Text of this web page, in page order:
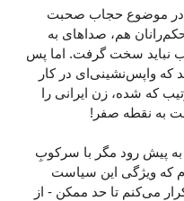
در موضوع حجاب صحبت
هم، صداهای به
نباید سخت گرفت. اما پس
که واپس‌نشینی‌ای در کار
که شده، زن ایرانی را
به نقطه صفر!
پیش رود مگر با سرکوبِ
که ویژگی این سیاست
می‌کنم تا حد ممکن - از